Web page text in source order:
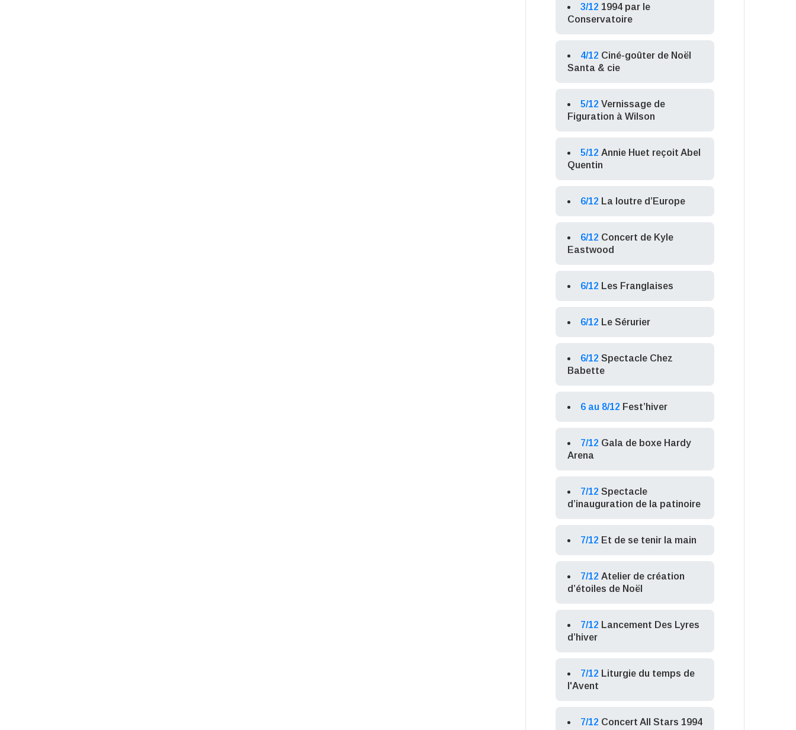
3/12 1994 par le
Conservatoire
4/12 Ciné-goûter de Noël
Santa & cie
5/12 Vernissage de
Figuration à Wilson
5/12 Annie Huet reçoit Abel
Quentin
6/12 La loutre d’Europe
6/12 Concert de Kyle
Eastwood
6/12 Les Franglaises
6/12 Le Sérurier
6/12 Spectacle Chez
Babette
6 au 8/12 Fest’hiver
7/12 Gala de boxe Hardy
Arena
7/12 Spectacle
d’inauguration de la patinoire
7/12 Et de se tenir la main
7/12 Atelier de création
d’étoiles de Noël
7/12 Lancement Des Lyres
d’hiver
7/12 Liturgie du temps de
l'Avent
7/12 Concert All Stars 1994